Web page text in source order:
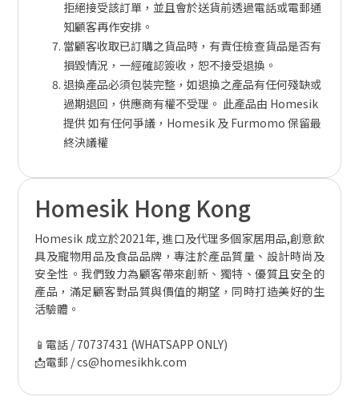
拒絕接受該訂單，並且會於送貨前透過電話或電郵通
知顧客再作安排。
當顧客收取已訂購之貨品時，有責任檢查貨品是否有
損毀情況，一經確認簽收，恕不接受退換。
退換產品必須包裝完整，如退換之產品有任何殘缺或
過期退回，供應商有權不受理。 此產品由 Homesik
提供 如有任何爭議，Homesik 及 Furmomo 保留最
終決議權
Homesik Hong Kong
Homesik 成立於2021年, 進口及代理多個家居用品,創意飲
具及寵物用品及食品品牌，專注於產品質量、設計時尚及
安全性。我們致力為顧客帶來創新、獨特、優質且安全的
產品，滿足顧客對品質與價值的期望，同時打造美好的生
活驗體。
📱電話 / 70737431 (WHATSAPP ONLY)
📩電郵 / cs@homesikhk.com